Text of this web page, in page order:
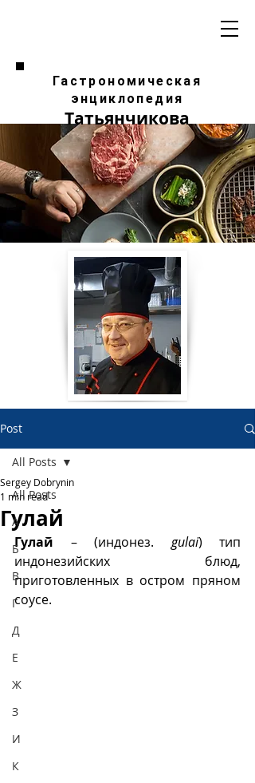
Гастрономическая
энциклопедия
Татьянчикова
Post
All Posts
А
Б
В
Г
Д
Е
Ж
З
И
К
All Posts
Гулай
Sergey Dobrynin
1 min read
Гулай – (индонез. gulai) тип
индонезийских блюд,
приготовленных в остром пряном
соусе.